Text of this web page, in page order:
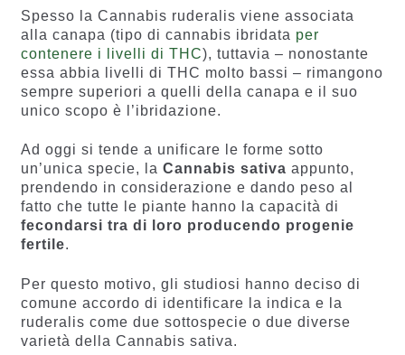
Spesso la Cannabis ruderalis viene associata
alla canapa (tipo di cannabis ibridata per
contenere i livelli di THC), tuttavia – nonostante
essa abbia livelli di THC molto bassi – rimangono
sempre superiori a quelli della canapa e il suo
unico scopo è l’ibridazione.
Ad oggi si tende a unificare le forme sotto
un’unica specie, la Cannabis sativa appunto,
prendendo in considerazione e dando peso al
fatto che tutte le piante hanno la capacità di
fecondarsi tra di loro producendo progenie
fertile.
Per questo motivo, gli studiosi hanno deciso di
comune accordo di identificare la indica e la
ruderalis come due sottospecie o due diverse
varietà della Cannabis sativa.